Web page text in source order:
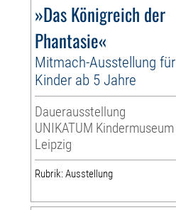
»Das Königreich der
Phantasie«
Mitmach-Ausstellung für
Kinder ab 5 Jahre
Dauerausstellung
UNIKATUM Kindermuseum
Leipzig
Rubrik: Ausstellung